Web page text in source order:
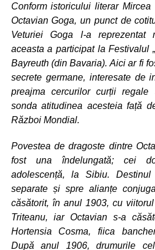
Conform istoricului literar
Octavian Goga, un punct de
Veturiei Goga l-a reprezentat
aceasta a participat la Festivalul
Bayreuth (din Bavaria). Aici ar fi
secrete germane, interesate de
preajma cercurilor curții
sonda atitudinea acesteia față
Război Mondial.
Povestea de dragoste dintre
fost una îndelungată; cei
adolescență, la Sibiu.
separate și spre alianțe
căsătorit, în anul 1903, cu
Triteanu, iar Octavian s-a
Hortensia Cosma, fiica
După anul 1906, drumurile